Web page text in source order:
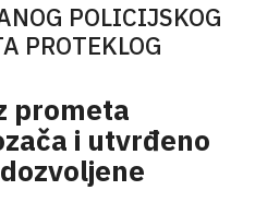
POLICIJSKOG
PROTEKLOG
prometa
i utvrđeno